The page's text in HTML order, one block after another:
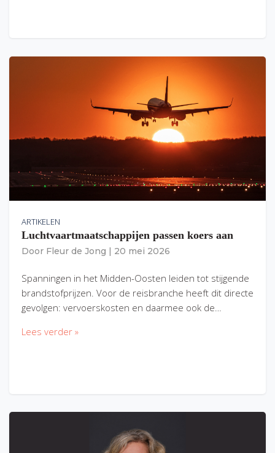
ARTIKELEN
Luchtvaartmaatschappijen passen koers aan
Door Fleur de Jong 20 mei 2026
Spanningen in het Midden-Oosten leiden tot stijgende
brandstofprijzen. Voor de reisbranche heeft dit directe
gevolgen: vervoerskosten en daarmee ook de…
Lees verder »